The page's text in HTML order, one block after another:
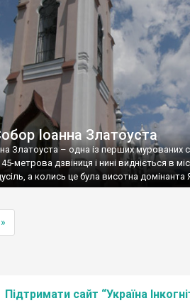
Іоанна Златоуста
Златоуста – одна із перших мурованих
метрова дзвіниця і нині видніється в
а колись це була висотна домінанта
Підтримати сайт “Україна